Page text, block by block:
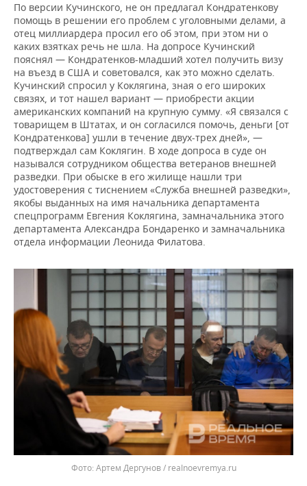
По версии Кучинского, не он предлагал Кондратенкову
помощь в решении его проблем с уголовными делами, а
отец миллиардера просил его об этом, при этом ни о
каких взятках речь не шла. На допросе Кучинский
пояснял — Кондратенков-младший хотел получить визу
на въезд в США и советовался, как это можно сделать.
Кучинский спросил у Коклягина, зная о его широких
связях, и тот нашел вариант — приобрести акции
американских компаний на крупную сумму. «Я связался с
товарищем в Штатах, и он согласился помочь, деньги [от
Кондратенкова] ушли в течение двух-трех дней», —
подтверждал сам Коклягин. В ходе допроса в суде он
назывался сотрудником общества ветеранов внешней
разведки. При обыске в его жилище нашли три
удостоверения с тиснением «Служба внешней разведки»,
якобы выданных на имя начальника департамента
спецпрограмм Евгения Коклягина, замначальника этого
департамента Александра Бондаренко и замначальника
отдела информации Леонида Филатова.
Артем Дергунов / realnoevremya.ru